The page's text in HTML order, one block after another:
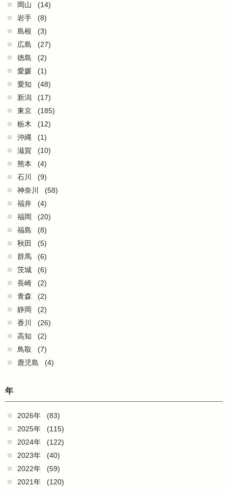
岡山
(14)
岩手
(8)
島根
(3)
広島
(27)
徳島
(2)
愛媛
(1)
愛知
(48)
新潟
(17)
東京
(185)
栃木
(12)
沖縄
(1)
滋賀
(10)
熊本
(4)
石川
(9)
神奈川
(58)
福井
(4)
福岡
(20)
福島
(8)
秋田
(5)
群馬
(6)
茨城
(6)
長崎
(2)
青森
(2)
静岡
(2)
香川
(26)
高知
(2)
鳥取
(7)
鹿児島
(4)
年
2026年
(83)
2025年
(115)
2024年
(122)
2023年
(40)
2022年
(59)
2021年
(120)